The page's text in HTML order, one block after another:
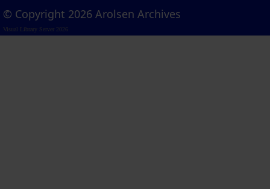
© Copyright 2026 Arolsen Archives
Visual Library Server 2026